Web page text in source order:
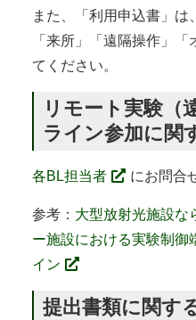
また、「利用申込書」は
「来所」「遠隔操作」
てください。
リモート実験（
ライン参加に関
各BL担当者 にお問合
参考： 大型放射光施設な
ー施設における実験制御
イン
提出書類に関す